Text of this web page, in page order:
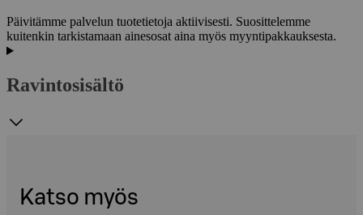
Päivitämme palvelun tuotetietoja aktiivisesti. Suosittelemme
kuitenkin tarkistamaan ainesosat aina myös myyntipakkauksesta.
Ravintosisältö
Katso myös